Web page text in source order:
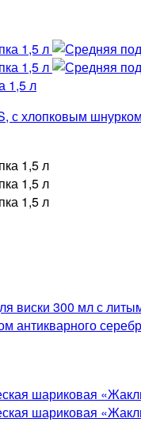
1,5 л
с хлопковым
виски 300 мл с
антикварного